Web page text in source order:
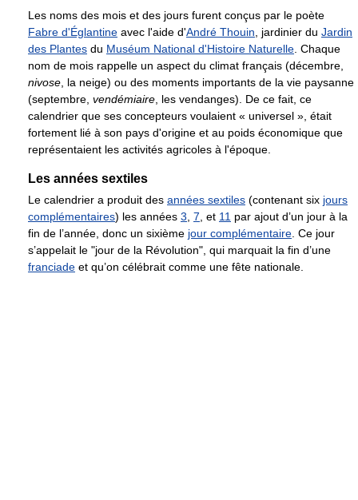
Les noms des mois et des jours furent conçus par le poète
Fabre d'Églantine avec l'aide d'André Thouin , jardinier du Jardin
des Plantes du Muséum National d'Histoire Naturelle . Chaque
nom de mois rappelle un aspect du climat français (décembre,
nivose , la neige) ou des moments importants de la vie paysanne
(septembre, vendémiaire , les vendanges). De ce fait, ce
calendrier que ses concepteurs voulaient « universel », était
fortement lié à son pays d'origine et au poids économique que
représentaient les activités agricoles à l'époque.
Les années sextiles
Le calendrier a produit des années sextiles (contenant six jours
complémentaires) les années 3 7 , et 11 par ajout d’un jour à la
fin de l’année, donc un sixième jour complémentaire . Ce jour
s’appelait le "jour de la Révolution", qui marquait la fin d’une
franciade et qu’on célébrait comme une fête nationale.